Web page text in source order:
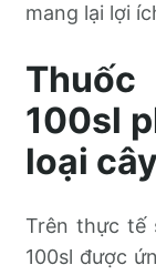
mang lại lợi
100sl
loại
Trên thực tế
100sl được